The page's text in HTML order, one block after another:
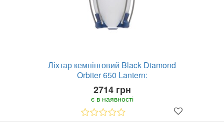
Ліхтар кемпінговий Black Diamond
Orbiter 650 Lantern:
2714 грн
є в наявності